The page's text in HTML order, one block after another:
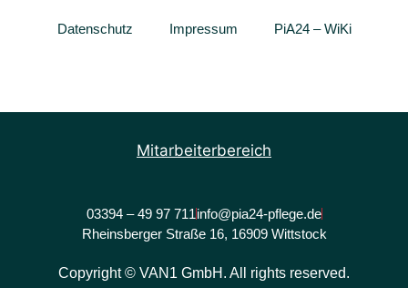
Datenschutz Impressum PiA24 – WiKi
Copyright © VAN1 GmbH. All rights reserved.
03394 – 49 97 711info@pia24-pflege.de
Rheinsberger Straße 16, 16909 Wittstock
Mitarbeiterbereich